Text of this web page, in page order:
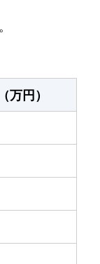
徒歩1時間15
万円）